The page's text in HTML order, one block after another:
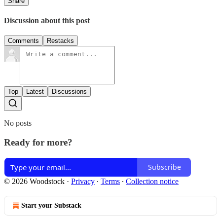
Discussion about this post
Comments Restacks
Top Latest Discussions
No posts
Ready for more?
Subscribe
© 2026 Woodstock · Privacy ∙ Terms ∙ Collection notice
Start your Substack